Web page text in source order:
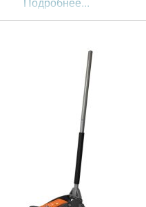
Подробнее...